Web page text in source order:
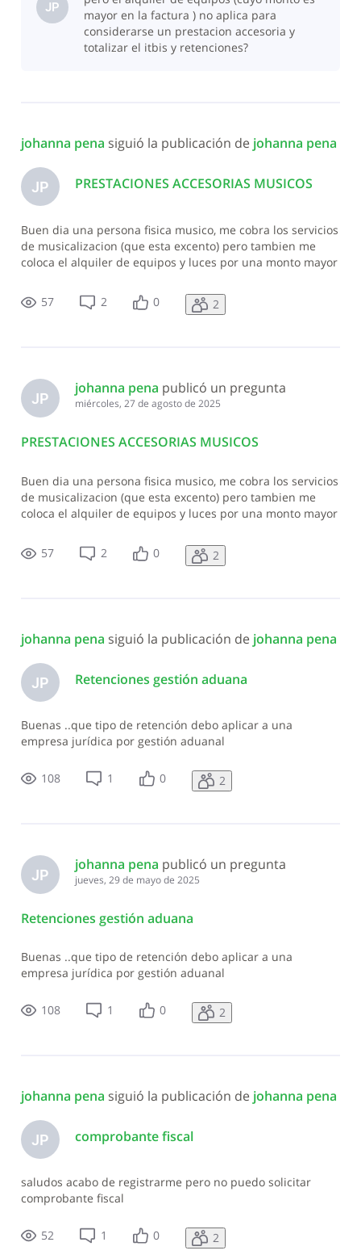
JP
mayor en la factura ) no aplica para
considerarse un prestacion accesoria y
totalizar el itbis y retenciones?
johanna pena siguió la publicación de johanna pena
JP PRESTACIONES ACCESORIAS MUSICOS
Buen dia una persona fisica musico, me cobra los servicios
de musicalizacion (que esta excento) pero tambien me
coloca el alquiler de equipos y luces por una monto mayor
monto total de la factura? o solo al alquier?
57 2 0 2
JP
johanna pena publicó un pregunta
miércoles, 27 de agosto de 2025
PRESTACIONES ACCESORIAS MUSICOS
Buen dia una persona fisica musico, me cobra los servicios
de musicalizacion (que esta excento) pero tambien me
coloca el alquiler de equipos y luces por una monto mayor
monto total de la factura? o solo al alquier?
57 2 0 2
johanna pena siguió la publicación de johanna pena
JP Retenciones gestión aduana
Buenas ..que tipo de retención debo aplicar a una
empresa jurídica por gestión aduanal
108 1 0 2
JP
johanna pena publicó un pregunta
jueves, 29 de mayo de 2025
Retenciones gestión aduana
Buenas ..que tipo de retención debo aplicar a una
empresa jurídica por gestión aduanal
108 1 0 2
johanna pena siguió la publicación de johanna pena
JP comprobante fiscal
saludos acabo de registrarme pero no puedo solicitar
comprobante fiscal
52 1 0 2